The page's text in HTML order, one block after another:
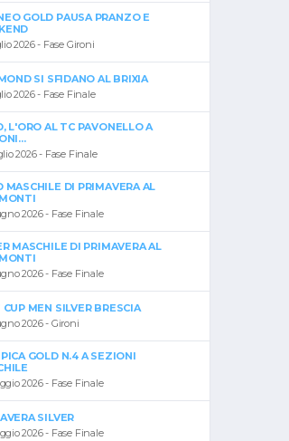
GOLD PAUSA PRANZO E
2026 - Fase Gironi
SI SFIDANO AL BRIXIA
2026 - Fase Finale
L'ORO AL TC PAVONELLO A
2026 - Fase Finale
MASCHILE DI PRIMAVERA AL
2026 - Fase Finale
MASCHILE DI PRIMAVERA AL
2026 - Fase Finale
CUP MEN SILVER BRESCIA
2026 - Gironi
GOLD N.4 A SEZIONI
2026 - Fase Finale
SILVER
2026 - Fase Finale